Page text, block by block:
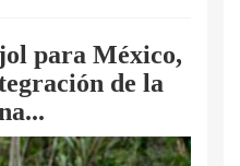
para México,
de la